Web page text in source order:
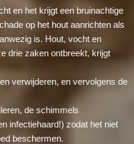
en het krijgt een bruinachtige
op het hout aanrichten als
is. Hout, vocht en
drie zaken ontbreekt, krijgt
verwijderen, en vervolgens de
de schimmels
infectiehaard!) zodat het niet
beschermen.